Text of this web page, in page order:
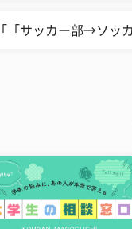
「「サッカー部→ソッ